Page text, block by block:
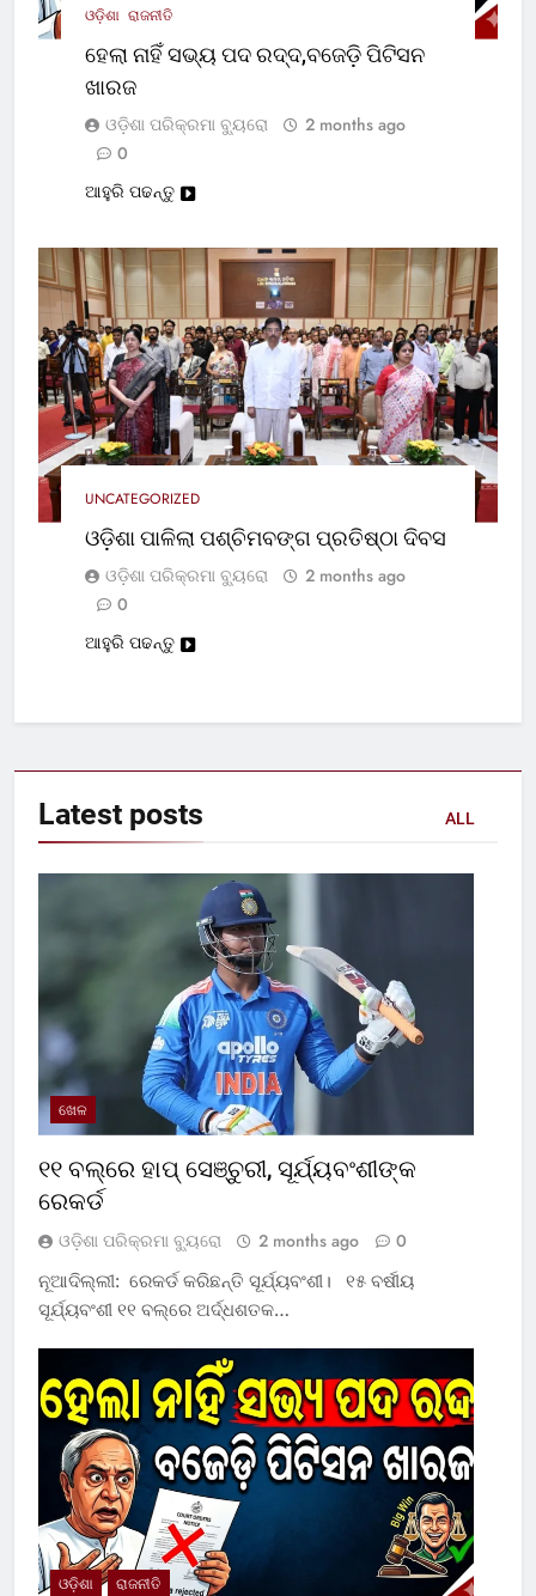
ଓଡ଼ିଶା ରାଜନୀତି
ହେଲା ନାହିଁ ସଭ୍ୟ ପଦ ରଦ୍ଦ,ବଜେଡ଼ି ପିଟିସନ
ଖାରଜ
ଓଡ଼ିଶା ପରିକ୍ରମା ବ୍ୟୁରୋ
2 months ago
0
ଆହୁରି ପଢନ୍ତୁ
UNCATEGORIZED
ଓଡ଼ିଶା ପାଳିଲା ପଶ୍ଚିମବଙ୍ଗ ପ୍ରତିଷ୍ଠା ଦିବସ
ଓଡ଼ିଶା ପରିକ୍ରମା ବ୍ୟୁରୋ
2 months ago
0
ଆହୁରି ପଢନ୍ତୁ
Latest posts ALL
ଖେଳ
୧୧ ବଲ୍‌ରେ ହାପ୍ ସେଞ୍ଚୁରୀ, ସୂର୍ଯ୍ୟବଂଶୀଙ୍କ
ରେକର୍ଡ
ଓଡ଼ିଶା ପରିକ୍ରମା ବ୍ୟୁରୋ 2 months ago 0
ନୂଆଦିଲ୍ଲୀ: ରେକର୍ଡ କରିଛନ୍ତି ସୂର୍ଯ୍ୟବଂଶୀ। ୧୫ ବର୍ଷୀୟ
ସୂର୍ଯ୍ୟବଂଶୀ ୧୧ ବଲ୍‌ରେ ଅର୍ଦ୍ଧଶତକ…
ଓଡ଼ିଶା ରାଜନୀତି